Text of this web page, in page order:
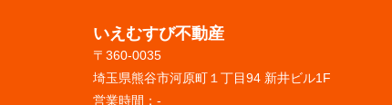
いえむすび不動産
〒360-0035
埼玉県熊谷市河原町１丁目94 新井ビル1F
営業時間： -